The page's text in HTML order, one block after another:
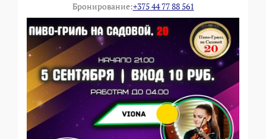
Бронирование:+375 44 77 88 561